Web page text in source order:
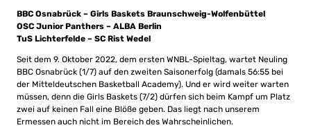
BBC Osnabrück – Girls Baskets Braunschweig-Wolfenbüttel
OSC Junior Panthers – ALBA Berlin
TuS Lichterfelde – SC Rist Wedel
Seit dem 9. Oktober 2022, dem ersten WNBL-Spieltag, wartet Neuling
BBC Osnabrück (1/7) auf den zweiten Saisonerfolg (damals 56:55 bei
der Mitteldeutschen Basketball Academy). Und er wird weiter warten
müssen, denn die Girls Baskets (7/2) dürfen sich beim Kampf um Platz
zwei auf keinen Fall eine Blöße geben. Das liegt nach unserem
Ermessen auch nicht im Bereich des Wahrscheinlichen.